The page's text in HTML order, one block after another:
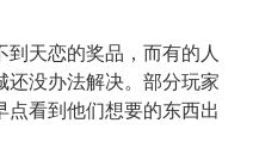
天恋的奖品，而有的人
还没办法解决。部分玩家
点看到他们想要的东西出